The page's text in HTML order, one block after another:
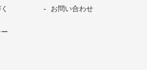
お問い合わせ